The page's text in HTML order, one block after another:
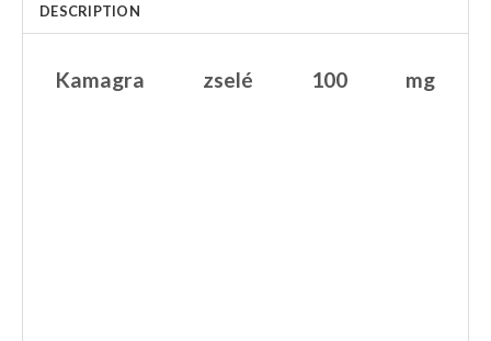
DESCRIPTION
Kamagra zselé 100 mg